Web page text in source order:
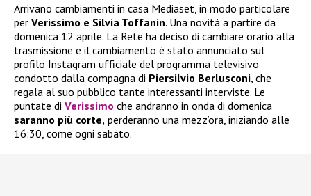
Arrivano cambiamenti in casa Mediaset, in modo particolare
per Verissimo e Silvia Toffanin. Una novità a partire da
domenica 12 aprile. La Rete ha deciso di cambiare orario alla
trasmissione e il cambiamento è stato annunciato sul
profilo Instagram ufficiale del programma televisivo
condotto dalla compagna di Piersilvio Berlusconi , che
regala al suo pubblico tante interessanti interviste. Le
puntate di Verissimo che andranno in onda di domenica
saranno più corte, perderanno una mezz’ora, iniziando alle
16:30, come ogni sabato.